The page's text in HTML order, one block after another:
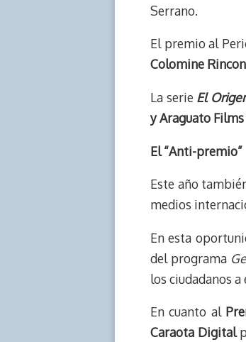
Serrano.
El premio al
Colomine
La serieEl
y Araguato Films
El “Anti-premio”
Este año
medios
En esta
del programa
los ciudadanos
En cuanto al
Caraota Digital